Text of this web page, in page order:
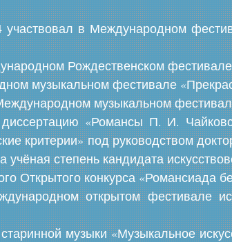
участвовал в Международном
Рождественском
музыкальном фестивале
музыкальном
«Романсы П. И.
критерии» под руководством
степень кандидата
Открытого конкурса «Романсиада
открытом фестивале
музыки «Музыкальное